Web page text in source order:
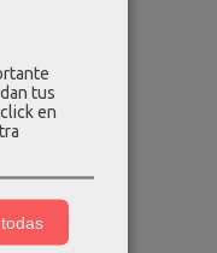
tarjetero
€
tus
en